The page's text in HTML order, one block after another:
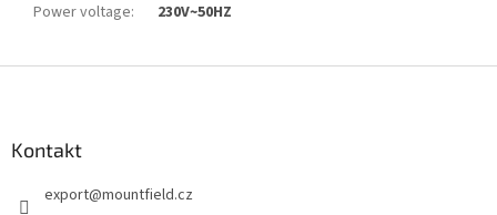
Power voltage: 230V~50HZ
Kontakt
export@mountfield.cz